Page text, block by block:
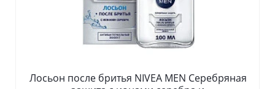
Лосьон после бритья NIVEA MEN Серебряная